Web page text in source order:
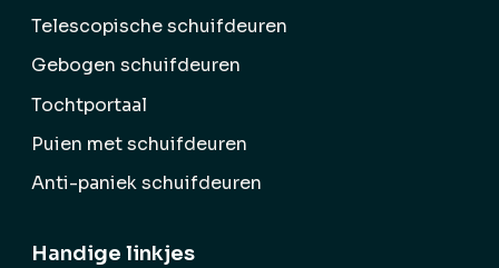
Telescopische schuifdeuren
Gebogen schuifdeuren
Tochtportaal
Puien met schuifdeuren
Anti-paniek schuifdeuren
Handige linkjes